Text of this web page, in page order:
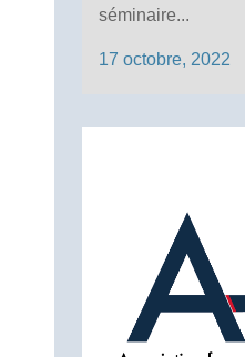
séminaire...
17 octobre, 2022